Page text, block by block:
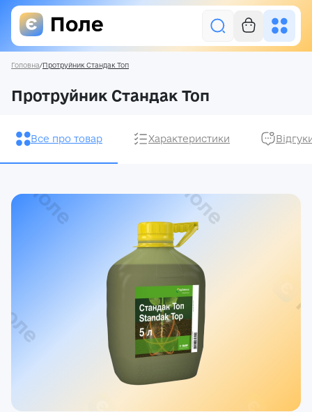
Насіння
Акції
Реєстрація
(096) 556 55 56
Головна/Протруйник Стандак Топ
Протруйник Стандак Топ
Все про товар Характеристики